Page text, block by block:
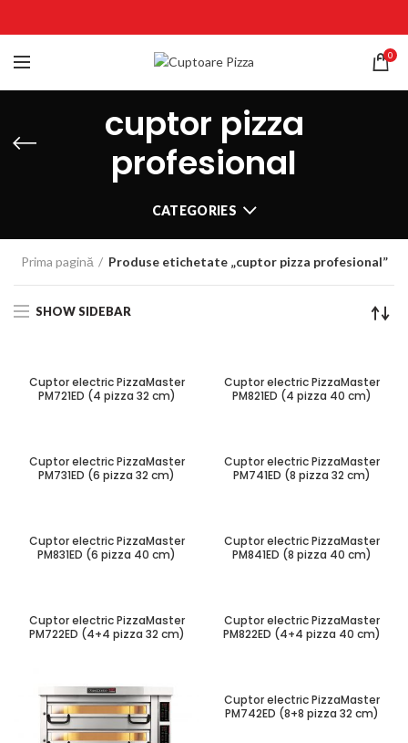
0
cuptor pizza
profesional
CATEGORIES
Prima pagină Produse etichetate „cuptor pizza profesional”
SHOW SIDEBAR
Cuptor electric PizzaMaster
PM721ED (4 pizza 32 cm)
Cuptor electric PizzaMaster
PM821ED (4 pizza 40 cm)
Cuptor electric PizzaMaster
PM731ED (6 pizza 32 cm)
Cuptor electric PizzaMaster
PM741ED (8 pizza 32 cm)
Cuptor electric PizzaMaster
PM831ED (6 pizza 40 cm)
Cuptor electric PizzaMaster
PM841ED (8 pizza 40 cm)
Cuptor electric PizzaMaster
PM722ED (4+4 pizza 32 cm)
Cuptor electric PizzaMaster
PM822ED (4+4 pizza 40 cm)
Cuptor electric PizzaMaster
PM742ED (8+8 pizza 32 cm)